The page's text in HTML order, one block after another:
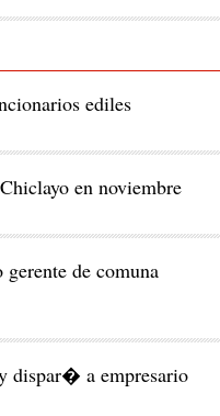
ediles
en noviembre
de comuna
dispar� a empresario